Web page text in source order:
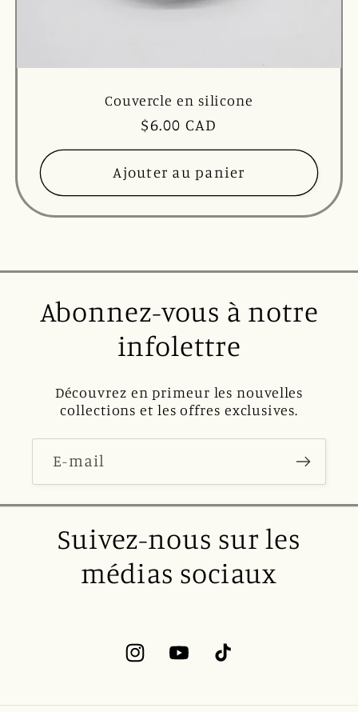
Couvercle en silicone
Prix
habituel
$6.00 CAD
Ajouter au panier
Abonnez-vous à notre
infolettre
Découvrez en primeur les nouvelles
collections et les offres exclusives.
E-mail
Suivez-nous sur les
médias sociaux
InstagramYouTubeTikTok